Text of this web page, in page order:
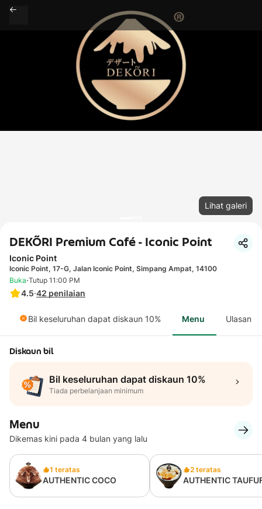
Lihat galeri
DEKÕRI Premium Café - Iconic Point
Iconic Point
Iconic Point, 17-G, Jalan Iconic Point, Simpang Ampat, 14100
4.5·42 penilaian
Buka·Tutup 11:00 PM
Bil keseluruhan dapat diskaun 10% Menu Ulasan
Diskaun bil
Bil keseluruhan dapat diskaun 10%
Tiada perbelanjaan minimum
Menu
Dikemas kini pada 4 bulan yang lalu
1 teratas
AUTHENTIC COCO
2 teratas
AUTHENTIC